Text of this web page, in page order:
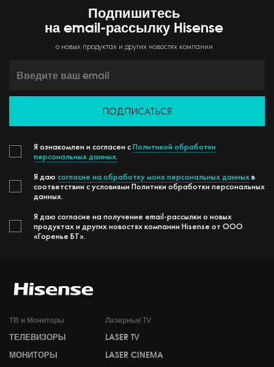
Подпишитесь
на email-рассылку Hisense
о новых продуктах и других новостях компании
ПОДПИСАТЬСЯ
Я ознакомлен и согласен сПолитикой обработки
персональных данных.
Я даю согласие на обработку моих персональных данныхв
соответствии с условиями Политики обработки персональных
данных.
Я даю согласие на получение email-рассылки о новых
продуктах и других новостях компании Hisense от ООО
«Горенье БТ».
ТВ и Мониторы
ТЕЛЕВИЗОРЫ
МОНИТОРЫ
Лазерные TV
LASER TV
LASER CINEMA